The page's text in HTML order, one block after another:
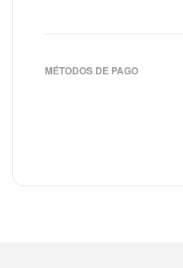
MÉTODOS DE PAGO